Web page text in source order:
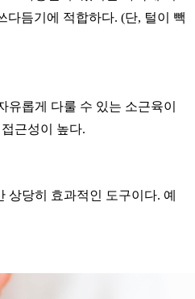
다듬기에 적합하다. (단, 털이
빽
유롭게 다룰 수 있는 소근육이
접근성이 높다.
상당히 효과적인 도구이다. 예